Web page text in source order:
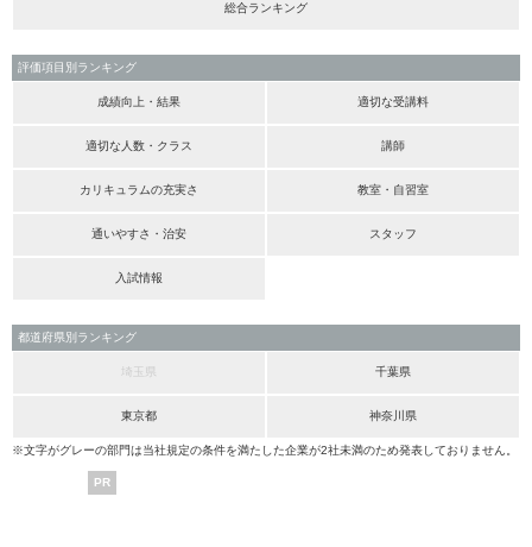
総合ランキング
評価項目別ランキング
成績向上・結果 適切な受講料
適切な人数・クラス 講師
カリキュラムの充実さ 教室・自習室
通いやすさ・治安 スタッフ
入試情報
都道府県別ランキング
埼玉県 千葉県
東京都 神奈川県
※文字がグレーの部門は当社規定の条件を満たした企業が2社未満のため発表しておりません。
PR